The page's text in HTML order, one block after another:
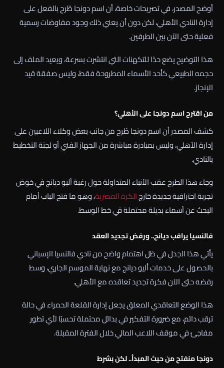
أوضح المصدر، في تصريحات خاصة، أن اسم دونجا طُرح بالفعل على
إدارة النادي الأهلي، لكن دون أن يعني ذلك وجود مفاوضات رسمية
فعلية حتى الآن بين الطرفين.
هذا التوضيح يضع حدًا للتكهنات التي انتشرت بسرعة، ويعيد الملف إلى
حجمه الطبيعي كأحد الأسماء المطروحة فقط، وليس صفقة قيد
الإنجاز.
من اقترح اسم دونجا على الأهلي؟
كشف المصدر أن اسم دونجا طُرح من جانب بعض وكلاء اللاعبين على
إدارة الأهلي، وليس بمبادرة مباشرة من الجهاز الفني أو لجنة التخطيط
بالنادي.
وجاء هذا الطرح عقب الأنباء المتداولة حول رغبة أليو ديانج في خوض
تجربة احترافية جديدة خارجالكرة المصرية، وهو ما فتح الباب أمام
البحث عن أسماء بديلة محتملة في خط الوسط.
فالنسيا يراقب ديانج.. ورفض تجديد العقد
يأتي هذا الجدل في ظل اهتمام واضح من نادي فالنسيا الإسباني
بالحصول على خدمات أليو ديانج مع نهاية الموسم الجاري، وسط
رفضه حتى الآن فكرة تجديد تعاقده مع الأهلي.
هذا الوضع التعاقدي المعلق يجعل إدارة القلعة الحمراء في حالة
ترقب دائم، مع ضرورة التفكير في بدائل محتملة تحسبًا لأي تطور
مفاجئ في موقف اللاعب المالي خلال الفترة المقبلة.
دونجا منفتح من حيث المبدأ.. لكن بشرط